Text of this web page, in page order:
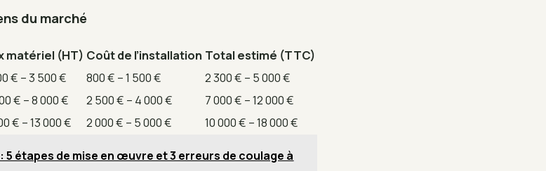
du marché
matériel (HT) Coût de l’installation Total estimé (TTC)
€ – 3 500 € 800 € – 1 500 €
2 300 € – 5 000 €
€ – 8 000 € 2 500 € – 4 000 €
7 000 € – 12 000 €
€ – 13 000 € 2 000 € – 5 000 € 10 000 € – 18 000 €
5 étapes de mise en œuvre et 3 erreurs de coulage à